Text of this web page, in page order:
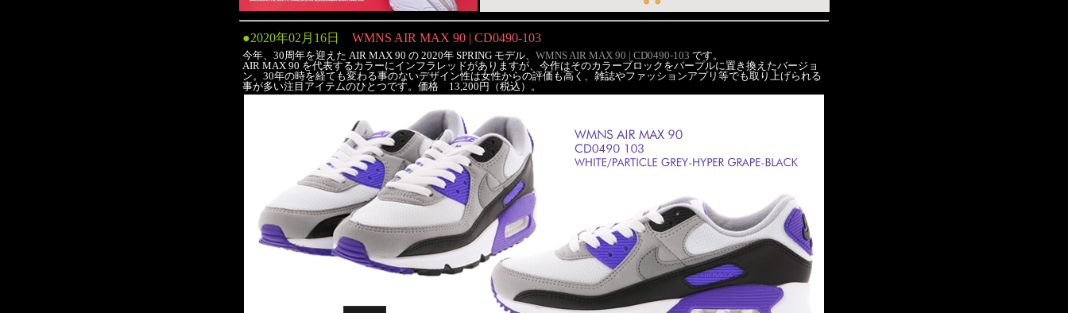
●2020年02月16日 WMNS AIR MAX 90 | CD0490-103
今年、30周年を迎えた AIR MAX 90 の 2020年 SPRING モデル、 WMNS AIR MAX 90 | CD0490-103 です。
AIR MAX 90 を代表するカラーにインフラレッドがありますが、今作はそのカラーブロックをパープルに置き換えたバージョ
ン。30年の時を経ても変わる事のないデザイン性は女性からの評価も高く、雑誌やファッションアプリ等でも取り上げられる
事が多い注目アイテムのひとつです。価格 13,200円（税込）。